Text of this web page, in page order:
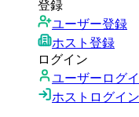
登録
ユーザー登録
ホスト登録
ログイン
ユーザーログ
ホストログイン